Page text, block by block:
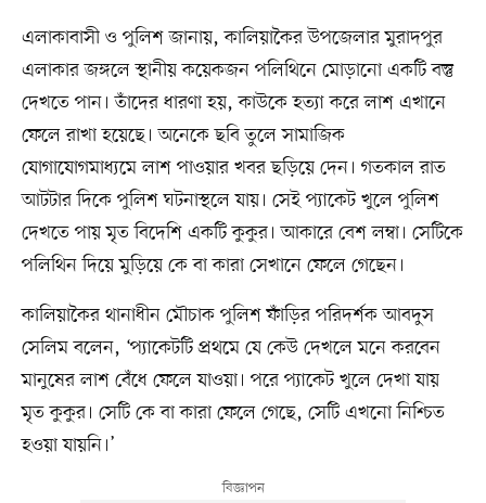
এলাকাবাসী ও পুলিশ জানায়, কালিয়াকৈর উপজেলার মুরাদপুর
এলাকার জঙ্গলে স্থানীয় কয়েকজন পলিথিনে মোড়ানো একটি বস্তু
দেখতে পান। তাঁদের ধারণা হয়, কাউকে হত্যা করে লাশ এখানে
ফেলে রাখা হয়েছে। অনেকে ছবি তুলে সামাজিক
যোগাযোগমাধ্যমে লাশ পাওয়ার খবর ছড়িয়ে দেন। গতকাল রাত
আটটার দিকে পুলিশ ঘটনাস্থলে যায়। সেই প্যাকেট খুলে পুলিশ
দেখতে পায় মৃত বিদেশি একটি কুকুর। আকারে বেশ লম্বা। সেটিকে
পলিথিন দিয়ে মুড়িয়ে কে বা কারা সেখানে ফেলে গেছেন।
কালিয়াকৈর থানাধীন মৌচাক পুলিশ ফাঁড়ির পরিদর্শক আবদুস
সেলিম বলেন, ‘প্যাকেটটি প্রথমে যে কেউ দেখলে মনে করবেন
মানুষের লাশ বেঁধে ফেলে যাওয়া। পরে প্যাকেট খুলে দেখা যায়
মৃত কুকুর। সেটি কে বা কারা ফেলে গেছে, সেটি এখনো নিশ্চিত
হওয়া যায়নি।’